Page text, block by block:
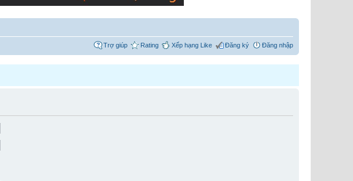
Trợ giúp Rating Xếp hạng Like Đăng ký Đăng nhập